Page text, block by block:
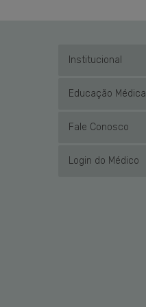
Institucional
Educação Médica
Fale Conosco
Login do Médico